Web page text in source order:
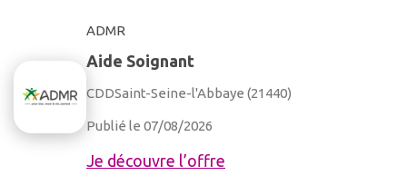
ADMR
Aide Soignant
CDDSaint-Seine-l'Abbaye (21440)
Publié le 07/08/2026
Je découvre l’offre